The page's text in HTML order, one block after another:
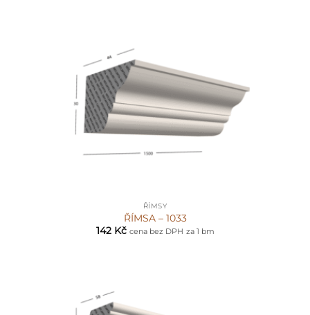
ŘÍMSY
ŘÍMSA – 1033
142 Kč cena bez DPH za 1 bm